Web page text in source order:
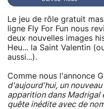
Le jeu de rôle gratuit
ligne Fly For Fun nous
deux nouvelles images
Heu... la Saint Valentin
aussi...).
Comme nous l'annonce
d'aujourd'hui, un
apparition dans Madrigal
quête inédite avec de